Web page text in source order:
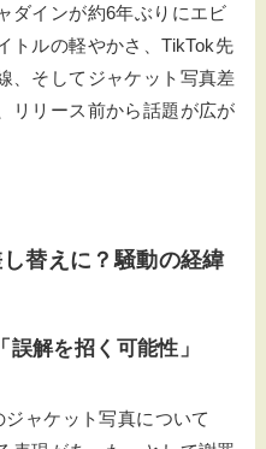
ダインが約6年ぶりにエビ
トルの軽やかさ、TikTok先
、そしてジャケット写真差
リリース前から話題が広が
替えに？騒動の経緯
解を招く可能性」
ャケット写真について